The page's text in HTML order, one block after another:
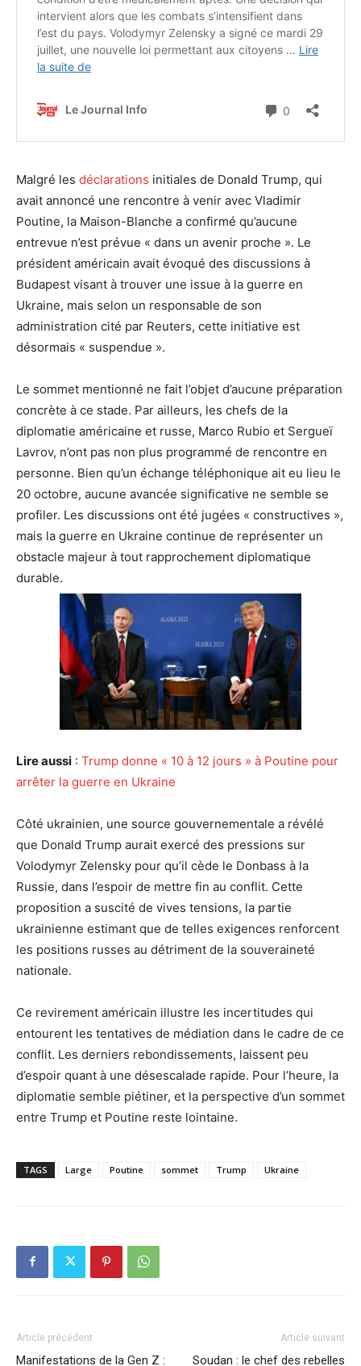
Malgré les déclarations initiales de Donald Trump, qui
avait annoncé une rencontre à venir avec Vladimir
Poutine, la Maison-Blanche a confirmé qu’aucune
entrevue n’est prévue « dans un avenir proche ». Le
président américain avait évoqué des discussions à
Budapest visant à trouver une issue à la guerre en
Ukraine, mais selon un responsable de son
administration cité par Reuters, cette initiative est
désormais « suspendue ».
Le sommet mentionné ne fait l’objet d’aucune préparation
concrète à ce stade. Par ailleurs, les chefs de la
diplomatie américaine et russe, Marco Rubio et Sergueï
Lavrov, n’ont pas non plus programmé de rencontre en
personne. Bien qu’un échange téléphonique ait eu lieu le
20 octobre, aucune avancée significative ne semble se
profiler. Les discussions ont été jugées « constructives »,
mais la guerre en Ukraine continue de représenter un
obstacle majeur à tout rapprochement diplomatique
durable.
Lire aussi : Trump donne « 10 à 12 jours » à Poutine pour
arrêter la guerre en Ukraine
Côté ukrainien, une source gouvernementale a révélé
que Donald Trump aurait exercé des pressions sur
Volodymyr Zelensky pour qu’il cède le Donbass à la
Russie, dans l’espoir de mettre fin au conflit. Cette
proposition a suscité de vives tensions, la partie
ukrainienne estimant que de telles exigences renforcent
les positions russes au détriment de la souveraineté
nationale.
Ce revirement américain illustre les incertitudes qui
entourent les tentatives de médiation dans le cadre de ce
conflit. Les derniers rebondissements, laissent peu
d’espoir quant à une désescalade rapide. Pour l’heure, la
diplomatie semble piétiner, et la perspective d’un sommet
entre Trump et Poutine reste lointaine.
TAGS Large Poutine sommet Trump Ukraine
Article précédent
Manifestations de la Gen Z :
Article suivant
Soudan : le chef des rebelles